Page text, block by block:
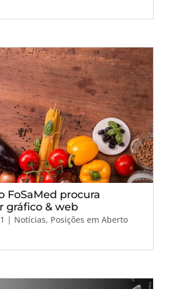
FoSaMed procura
gráfico & web
| Notícias, Posições em Aberto